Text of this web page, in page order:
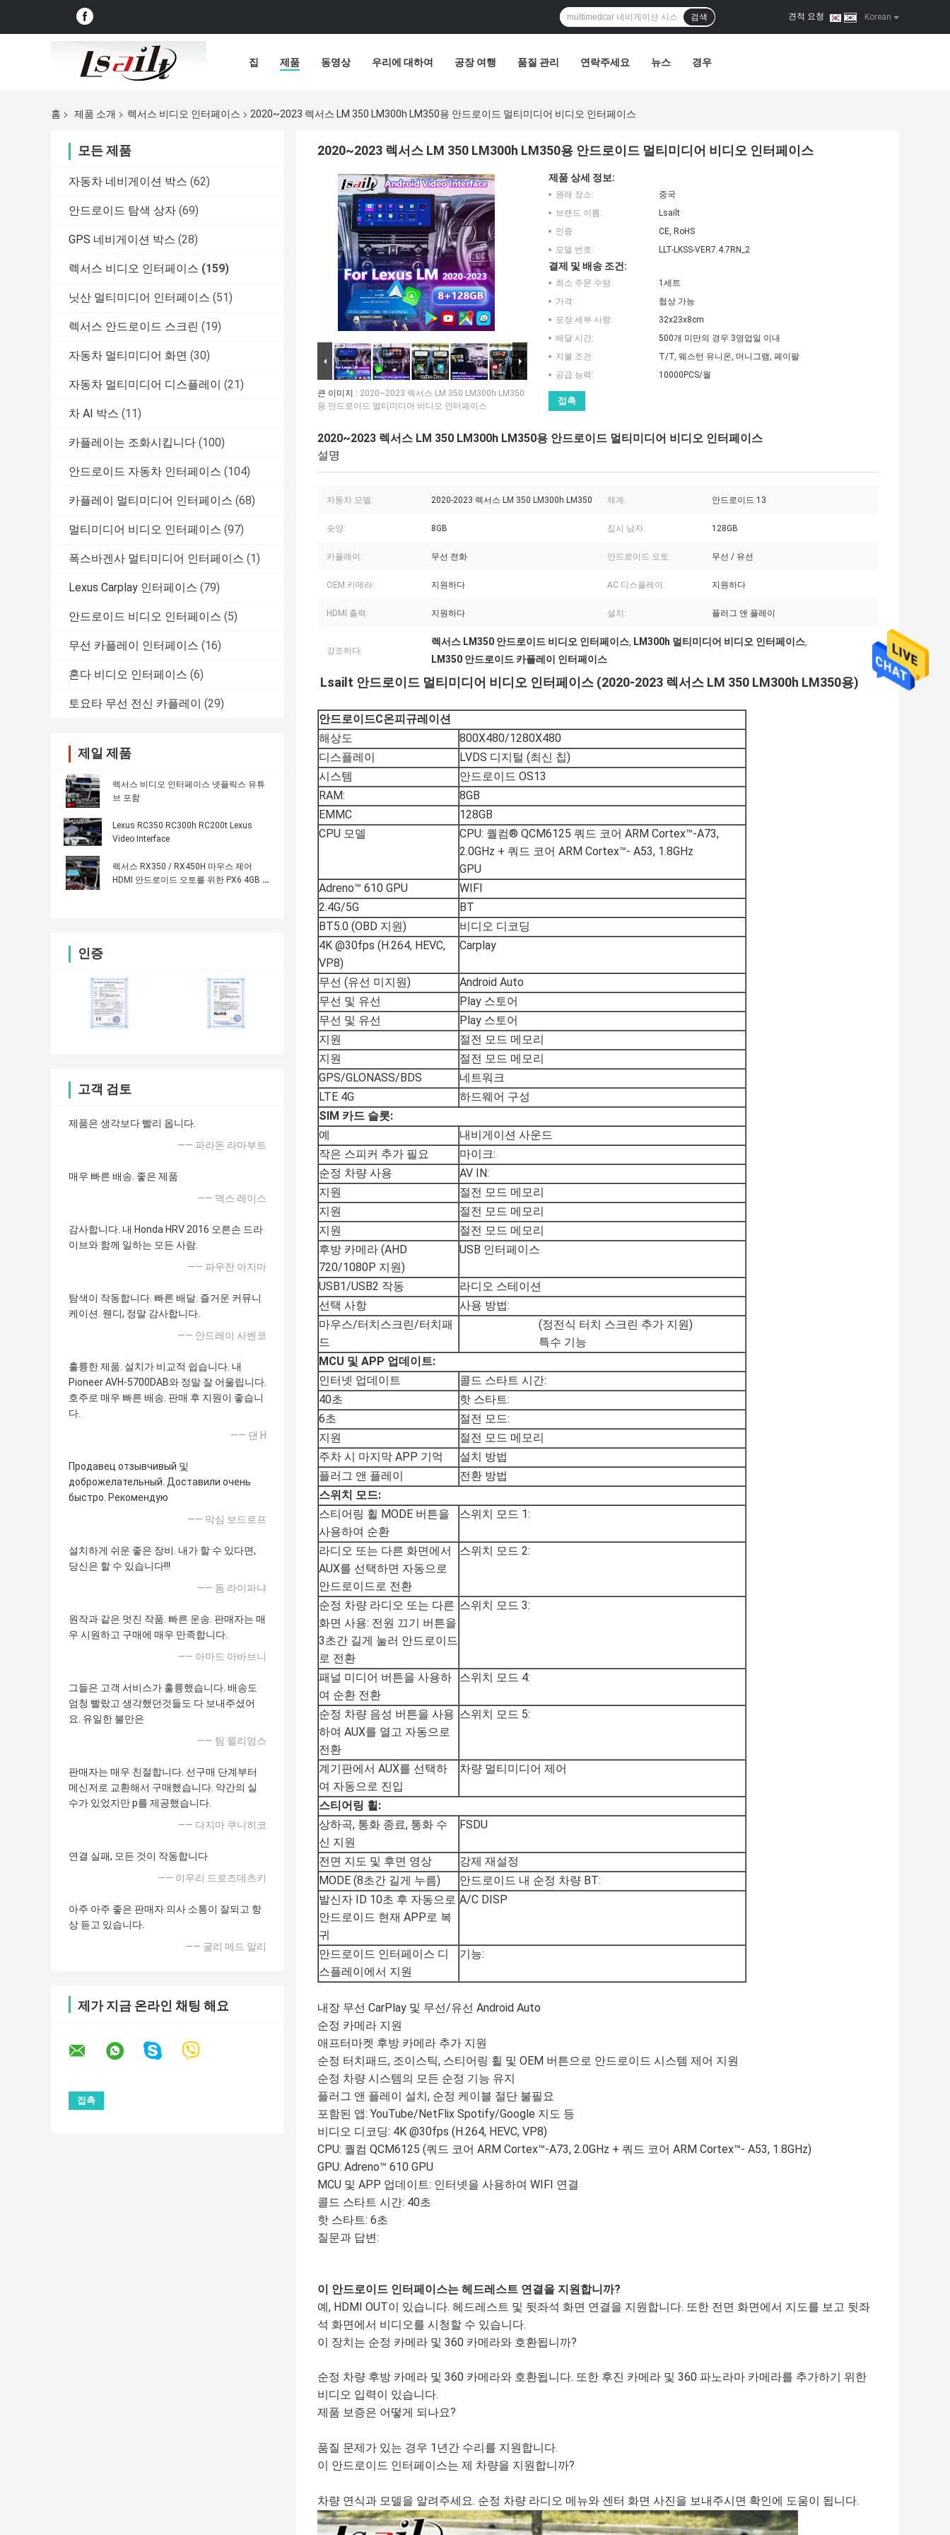
Korean
견적 요청 |
검색
집 제품 동영상 우리에 대하여 공장 여행 품질 관리 연락주세요 뉴스 경우
홈 제품 소개 렉서스 비디오 인터페이스 2020~2023 렉서스 LM 350 LM300h LM350용 안드로이드 멀티미디어 비디오 인터페이스
모든 제품
자동차 네비게이션 박스 (62)
안드로이드 탐색 상자 (69)
GPS 네비게이션 박스 (28)
렉서스 비디오 인터페이스 (159)
닛산 멀티미디어 인터페이스 (51)
렉서스 안드로이드 스크린 (19)
자동차 멀티미디어 화면 (30)
자동차 멀티미디어 디스플레이 (21)
차 AI 박스 (11)
카플레이는 조화시킵니다 (100)
안드로이드 자동차 인터페이스 (104)
카플레이 멀티미디어 인터페이스 (68)
멀티미디어 비디오 인터페이스 (97)
폭스바겐사 멀티미디어 인터페이스 (1)
Lexus Carplay 인터페이스 (79)
안드로이드 비디오 인터페이스 (5)
무선 카플레이 인터페이스 (16)
혼다 비디오 인터페이스 (6)
토요타 무선 전신 카플레이 (29)
제일 제품
렉서스 비디오 인터페이스 넷플릭스 유튜
브 포함
Lexus RC350 RC300h RC200t Lexus
Video Interface
렉서스 RX350 / RX450H 마우스 제어
HDMI 안드로이드 오토를 위한 PX6 4GB 안
인증
고객 검토
제품은 생각보다 빨리 옵니다.
—— 파라돈 라마부트
매우 빠른 배송. 좋은 제품
—— 맥스 레이스
감사합니다. 내 Honda HRV 2016 오른손 드라
이브와 함께 일하는 모든 사람.
—— 파우잔 아지마
탐색이 작동합니다. 빠른 배달. 즐거운 커뮤니
케이션. 웬디, 정말 감사합니다.
—— 안드레이 사벤코
훌륭한 제품. 설치가 비교적 쉽습니다. 내
Pioneer AVH-5700DAB와 정말 잘 어울립니다.
호주로 매우 빠른 배송. 판매 후 지원이 좋습니
다.
—— 댄 H
Продавец отзывчивый 및
доброжелательный. Доставили очень
быстро. Рекомендую
—— 막심 보드로프
설치하게 쉬운 좋은 장비. 내가 할 수 있다면,
당신은 할 수 있습니다!!!
—— 돔 라이파냐
원작과 같은 멋진 작품. 빠른 운송. 판매자는 매
우 시원하고 구매에 매우 만족합니다.
—— 아마드 아바브니
그들은 고객 서비스가 훌륭했습니다. 배송도
엄청 빨랐고 생각했던것들도 다 보내주셨어
요. 유일한 불만은
—— 팀 윌리엄스
판매자는 매우 친절합니다. 선구매 단계부터
메신저로 교환해서 구매했습니다. 약간의 실
수가 있었지만 p를 제공했습니다.
—— 다지마 쿠니히코
연결 실패, 모든 것이 작동합니다
—— 이우리 드로즈데츠키
아주 아주 좋은 판매자 의사 소통이 잘되고 항
상 듣고 있습니다.
—— 굴리 메드 알리
제가 지금 온라인 채팅 해요
2020~2023 렉서스 LM 350 LM300h LM350용 안드로이드 멀티미디어 비디오 인터페이스
큰 이미지 : 2020~2023 렉서스 LM 350 LM300h LM350
용 안드로이드 멀티미디어 비디오 인터페이스
제품 상세 정보:
원래 장소:
중국
브랜드 이름:
Lsailt
인증:
CE, RoHS
모델 번호:
LLT-LKSS-VER7.4.7RN_2
결제 및 배송 조건:
최소 주문 수량:
1세트
가격:
협상 가능
포장 세부 사항:
32x23x8cm
배달 시간:
500개 미만의 경우 3영업일 이내
지불 조건:
T/T, 웨스턴 유니온, 머니그램, 페이팔
공급 능력:
10000PCS/월
접촉
2020~2023 렉서스 LM 350 LM300h LM350용 안드로이드 멀티미디어 비디오 인터페이스
설명
자동차 모델: 2020-2023 렉서스 LM 350 LM300h LM350 체계: 안드로이드 13
숫양: 8GB 집시 남자: 128GB
카플레이: 무선 전화 안드로이드 오토: 무선 / 유선
OEM 카메라: 지원하다 AC 디스플레이: 지원하다
HDMI 출력: 지원하다 설치: 플러그 앤 플레이
강조하다:
렉서스 LM350 안드로이드 비디오 인터페이스, LM300h 멀티미디어 비디오 인터페이스,
LM350 안드로이드 카플레이 인터페이스
Lsailt 안드로이드 멀티미디어 비디오 인터페이스 (2020-2023 렉서스 LM 350 LM300h LM350용)
안드로이드C온피규레이션
해상도
800X480/1280X480
디스플레이
LVDS 디지털 (최신 칩)
시스템
안드로이드 OS13
RAM:
8GB
EMMC
128GB
CPU 모델
CPU: 퀄컴® QCM6125 쿼드 코어 ARM Cortex™-A73,
2.0GHz + 쿼드 코어 ARM Cortex™- A53, 1.8GHz
GPU
Adreno™ 610 GPU
WIFI
2.4G/5G
BT
BT5.0 (OBD 지원)
비디오 디코딩
4K @30fps (H.264, HEVC,
VP8)
Carplay
무선 (유선 미지원)
Android Auto
무선 및 유선
Play 스토어
무선 및 유선
Play 스토어
지원
절전 모드 메모리
지원
절전 모드 메모리
GPS/GLONASS/BDS
네트워크
LTE 4G
하드웨어 구성
SIM 카드 슬롯:
예
내비게이션 사운드
작은 스피커 추가 필요
마이크:
순정 차량 사용
AV IN:
지원
절전 모드 메모리
지원
절전 모드 메모리
지원
절전 모드 메모리
후방 카메라 (AHD
720/1080P 지원)
USB 인터페이스
USB1/USB2 작동
라디오 스테이션
선택 사항
사용 방법:
마우스/터치스크린/터치패
드
(정전식 터치 스크린 추가 지원)
특수 기능
MCU 및 APP 업데이트:
인터넷 업데이트
콜드 스타트 시간:
40초
핫 스타트:
6초
절전 모드:
지원
절전 모드 메모리
주차 시 마지막 APP 기억
설치 방법
플러그 앤 플레이
전환 방법
스위치 모드:
스티어링 휠 MODE 버튼을
사용하여 순환
스위치 모드 1:
라디오 또는 다른 화면에서
AUX를 선택하면 자동으로
안드로이드로 전환
스위치 모드 2:
순정 차량 라디오 또는 다른
화면 사용: 전원 끄기 버튼을
3초간 길게 눌러 안드로이드
로 전환
스위치 모드 3:
패널 미디어 버튼을 사용하
여 순환 전환
스위치 모드 4:
순정 차량 음성 버튼을 사용
하여 AUX를 열고 자동으로
전환
스위치 모드 5:
계기판에서 AUX를 선택하
여 자동으로 진입
차량 멀티미디어 제어
스티어링 휠:
상하곡, 통화 종료, 통화 수
신 지원
FSDU
전면 지도 및 후면 영상
강제 재설정
MODE (8초간 길게 누름)
안드로이드 내 순정 차량 BT:
발신자 ID 10초 후 자동으로
안드로이드 현재 APP로 복
귀
A/C DISP
안드로이드 인터페이스 디
스플레이에서 지원
기능:
내장 무선 CarPlay 및 무선/유선 Android Auto
순정 카메라 지원
애프터마켓 후방 카메라 추가 지원
순정 터치패드, 조이스틱, 스티어링 휠 및 OEM 버튼으로 안드로이드 시스템 제어 지원
순정 차량 시스템의 모든 순정 기능 유지
플러그 앤 플레이 설치, 순정 케이블 절단 불필요
포함된 앱: YouTube/NetFlix Spotify/Google 지도 등
비디오 디코딩: 4K @30fps (H.264, HEVC, VP8)
CPU: 퀄컴 QCM6125 (쿼드 코어 ARM Cortex™-A73, 2.0GHz + 쿼드 코어 ARM Cortex™- A53, 1.8GHz)
GPU: Adreno™ 610 GPU
MCU 및 APP 업데이트: 인터넷을 사용하여 WIFI 연결
콜드 스타트 시간: 40초
핫 스타트: 6초
질문과 답변:
이 안드로이드 인터페이스는 헤드레스트 연결을 지원합니까?
예, HDMI OUT이 있습니다. 헤드레스트 및 뒷좌석 화면 연결을 지원합니다. 또한 전면 화면에서 지도를 보고 뒷좌
석 화면에서 비디오를 시청할 수 있습니다.
이 장치는 순정 카메라 및 360 카메라와 호환됩니까?
순정 차량 후방 카메라 및 360 카메라와 호환됩니다. 또한 후진 카메라 및 360 파노라마 카메라를 추가하기 위한
비디오 입력이 있습니다.
제품 보증은 어떻게 되나요?
품질 문제가 있는 경우 1년간 수리를 지원합니다.
이 안드로이드 인터페이스는 제 차량을 지원합니까?
차량 연식과 모델을 알려주세요. 순정 차량 라디오 메뉴와 센터 화면 사진을 보내주시면 확인에 도움이 됩니다.